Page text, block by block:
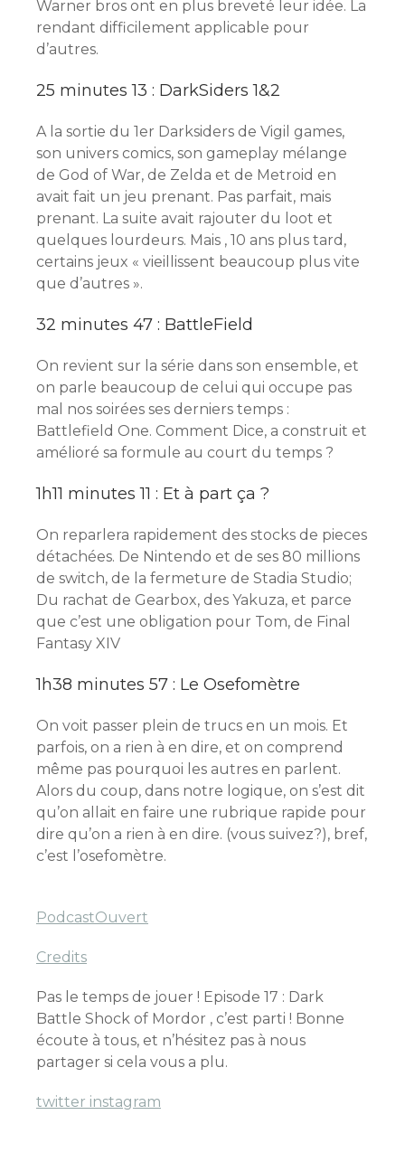
Warner bros ont en plus breveté leur idée. La
rendant difficilement applicable pour
d’autres.
25 minutes 13 : DarkSiders 1&2
A la sortie du 1er Darksiders de Vigil games,
son univers comics, son gameplay mélange
de God of War, de Zelda et de Metroid en
avait fait un jeu prenant. Pas parfait, mais
prenant. La suite avait rajouter du loot et
quelques lourdeurs. Mais , 10 ans plus tard,
certains jeux « vieillissent beaucoup plus vite
que d’autres ».
32 minutes 47 : BattleField
On revient sur la série dans son ensemble, et
on parle beaucoup de celui qui occupe pas
mal nos soirées ses derniers temps :
Battlefield One. Comment Dice, a construit et
amélioré sa formule au court du temps ?
1h11 minutes 11 : Et à part ça ?
On reparlera rapidement des stocks de pieces
détachées. De Nintendo et de ses 80 millions
de switch, de la fermeture de Stadia Studio;
Du rachat de Gearbox, des Yakuza, et parce
que c’est une obligation pour Tom, de Final
Fantasy XIV
1h38 minutes 57 : Le Osefomètre
On voit passer plein de trucs en un mois. Et
parfois, on a rien à en dire, et on comprend
même pas pourquoi les autres en parlent.
Alors du coup, dans notre logique, on s’est dit
qu’on allait en faire une rubrique rapide pour
dire qu’on a rien à en dire. (vous suivez?), bref,
c’est l’osefomètre.
PodcastOuvert
Credits
Pas le temps de jouer ! Episode 17 : Dark
Battle Shock of Mordor , c’est parti ! Bonne
écoute à tous, et n’hésitez pas à nous
partager si cela vous a plu.
twitter instagram